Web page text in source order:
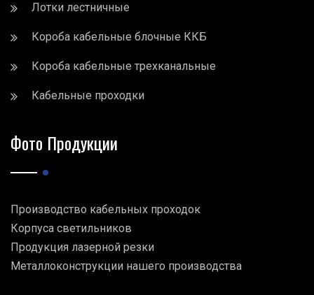
Лотки лестничные
Короба кабельные блочные ККБ
Короба кабельные трехканальные
Кабельные проходки
Фото Продукции
Производство кабельных проходок
Корпуса светильников
Продукция лазерной резки
Металлоконструкции нашего производства